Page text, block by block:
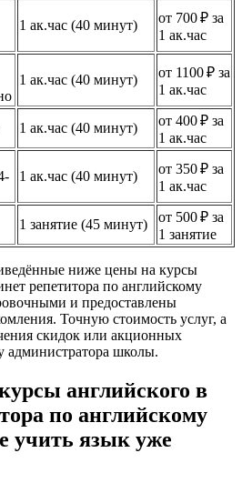
1 ак.час (40 минут)
от 700 ₽ за
1 ак.час
1 ак.час (40 минут)
от 1100 ₽ за
1 ак.час
1 ак.час (40 минут)
от 400 ₽ за
1 ак.час
1 ак.час (40 минут)
от 350 ₽ за
1 ак.час
1 занятие (45 минут)
от 500 ₽ за
1 занятие
ниже цены на курсы
репетитора по английскому
и предоставлены
Точную стоимость услуг, а
скидок или акционных
администратора школы.
английского в
по английскому
учить язык уже